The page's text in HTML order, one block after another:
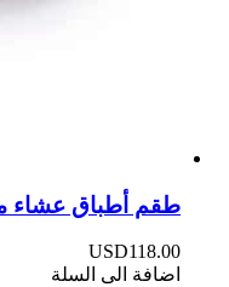
طقم أطباق عشاء من
USD118.00
اضافة الى السلة